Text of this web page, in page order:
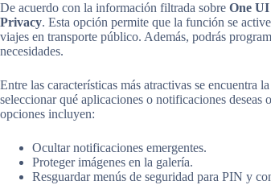
De acuerdo con la información filtrada sobre One UI
Privacy. Esta opción permite que la función se
viajes en transporte público. Además, podrás
necesidades.
Entre las características más atractivas se encuentra
seleccionar qué aplicaciones o notificaciones
opciones incluyen:
Ocultar notificaciones emergentes.
Proteger imágenes en la galería.
Resguardar menús de seguridad para PIN y